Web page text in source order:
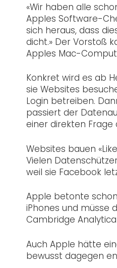
«Wir haben alle
Apples Software-
sich heraus, dass
dicht.» Der Vorstoß
Apples Mac-
Konkret wird es ab
sie Websites
Login betreiben.
passiert der
einer direkten Frage
Websites bauen
Vielen
weil sie Facebook
Apple betonte
iPhones und müsse
Cambridge
Auch Apple hätte
bewusst dagegen